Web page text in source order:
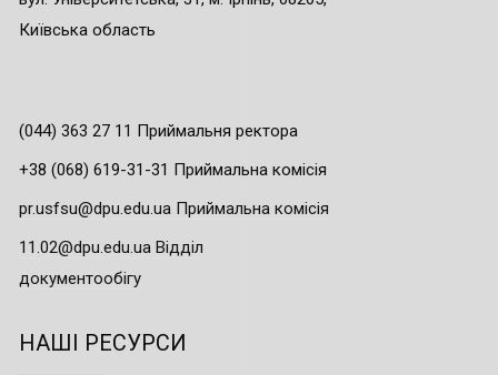
Київська область
(044) 363 27 11 Приймальня ректора
+38 (068) 619-31-31 Приймальна комісія
pr.usfsu@dpu.edu.ua Приймальна комісія
11.02@dpu.edu.ua Відділ
документообігу
НАШІ РЕСУРСИ